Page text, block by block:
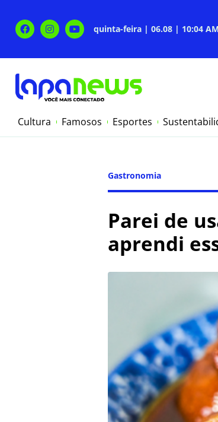
quinta-feira | 06.08 | 10:04 AM
Cultura Famosos Esportes
Gastronomia
Parei de
aprendi